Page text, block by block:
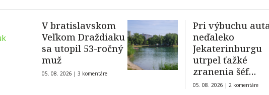
V bratislavskom
Veľkom Draždiaku
sa utopil 53-ročný
muž
05. 08. 2026 | 3 komentáre
Pri výbuchu
neďaleko
Jekaterinburgu
utrpel ťažké
zranenia šéf
výrobcu dronov
05. 08. 2026 | 2 komentáre